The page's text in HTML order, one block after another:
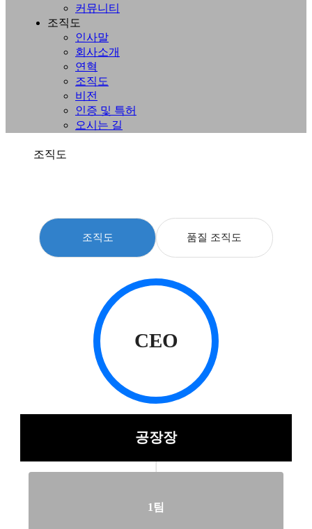
커뮤니티
조직도
인사말
회사소개
연혁
조직도
비전
인증 및 특허
오시는 길
조직도
조직도 품질 조직도
CEO
공장장
1팀